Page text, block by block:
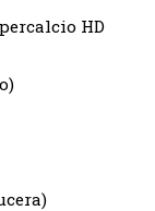
HD